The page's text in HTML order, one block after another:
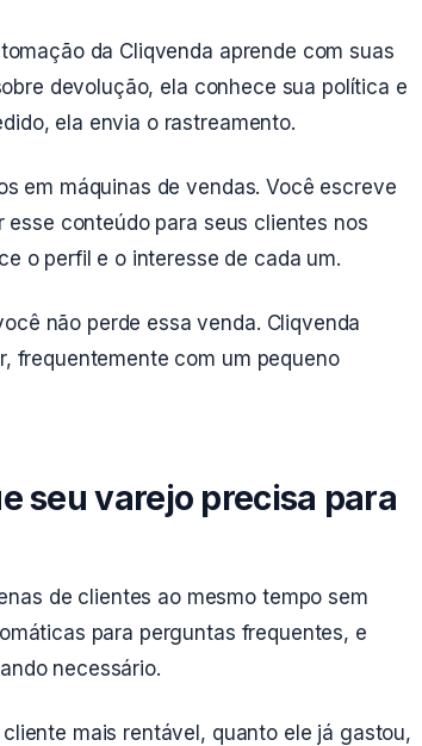
da Cliqvenda aprende com suas
devolução, ela conhece sua política e
ela envia o rastreamento.
em máquinas de vendas. Você escreve
conteúdo para seus clientes nos
o perfil e o interesse de cada um.
não perde essa venda. Cliqvenda
frequentemente com um pequeno
seu varejo precisa para
de clientes ao mesmo tempo sem
para perguntas frequentes, e
necessário.
mais rentável, quanto ele já gastou,